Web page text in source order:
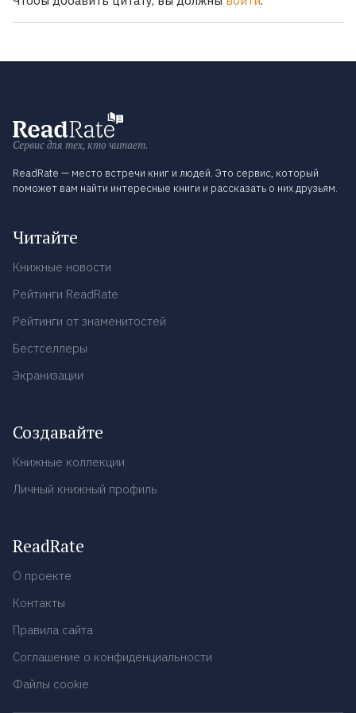
Сервис для тех, кто читает.
ReadRate — место встречи книг и людей. Это сервис, который
поможет вам найти интересные книги и рассказать о них друзьям.
Читайте
Книжные новости
Рейтинги ReadRate
Рейтинги от знаменитостей
Бестселлеры
Экранизации
Создавайте
Книжные коллекции
Личный книжный профиль
ReadRate
О проекте
Контакты
Правила сайта
Соглашение о конфиденциальности
Файлы cookie